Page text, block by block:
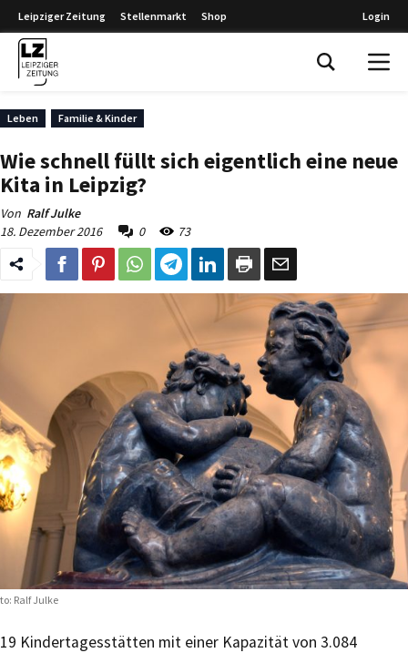
Leipziger Zeitung Stellenmarkt Shop Login
Leben Familie & Kinder
Wie schnell füllt sich eigentlich eine neue
Kita in Leipzig?
Von Ralf Julke
18. Dezember 2016
0 73
Ralf Julke
19 Kindertagesstätten mit einer Kapazität von 3.084